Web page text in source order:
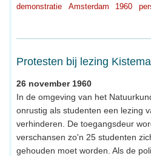
demonstratie
Amsterdam 1960
Protesten bij lezing
26 november 1960
In de omgeving van het
onrustig als studenten een lezing
verhinderen. De toegangsdeur
verschansen zo'n 25 studenten
gehouden moet worden. Als de